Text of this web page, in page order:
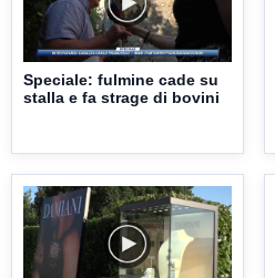
Speciale: fulmine cade su
stalla e fa strage di bovini